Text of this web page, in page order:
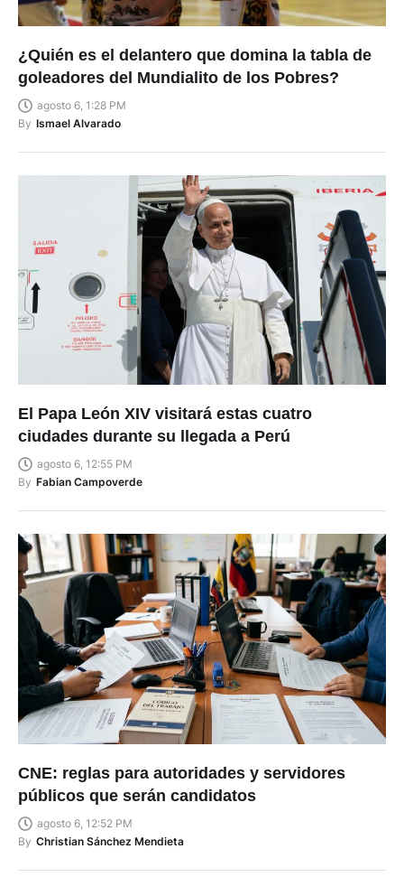
¿Quién es el delantero que domina la tabla de
goleadores del Mundialito de los Pobres?
agosto 6, 1:28 PM
By Ismael Alvarado
El Papa León XIV visitará estas cuatro
ciudades durante su llegada a Perú
agosto 6, 12:55 PM
By Fabian Campoverde
CNE: reglas para autoridades y servidores
públicos que serán candidatos
agosto 6, 12:52 PM
By Christian Sánchez Mendieta